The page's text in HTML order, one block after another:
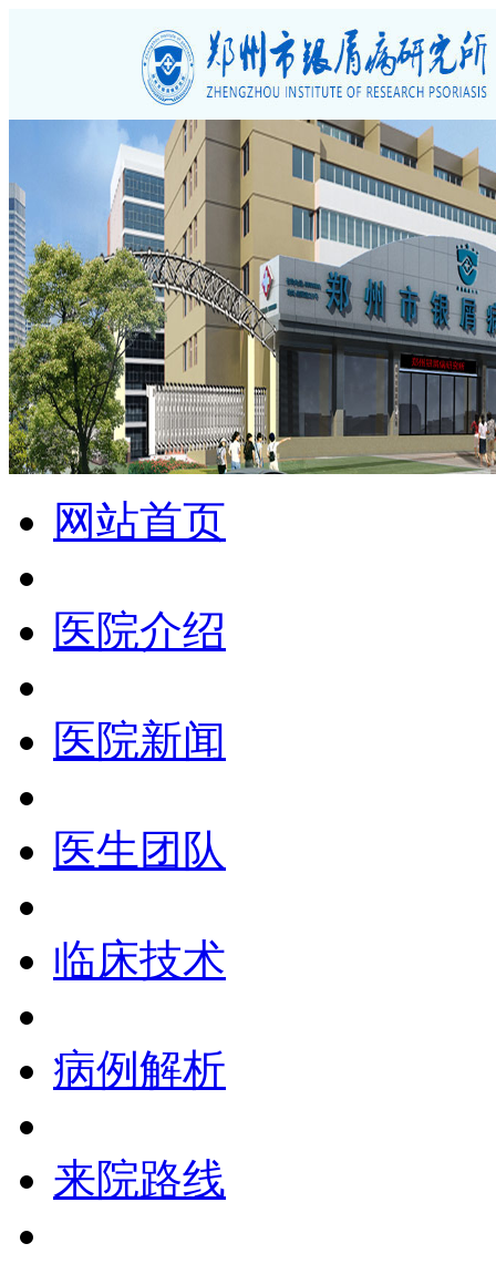
网站首页
医院介绍
医院新闻
医生团队
临床技术
病例解析
来院路线